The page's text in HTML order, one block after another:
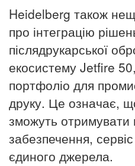
Heidelberg також
про інтеграцію
післядрукарської
екосистему Jetfire
портфоліо для
друку. Це означає,
зможуть
забезпечення, сервіс
єдиного джерела.